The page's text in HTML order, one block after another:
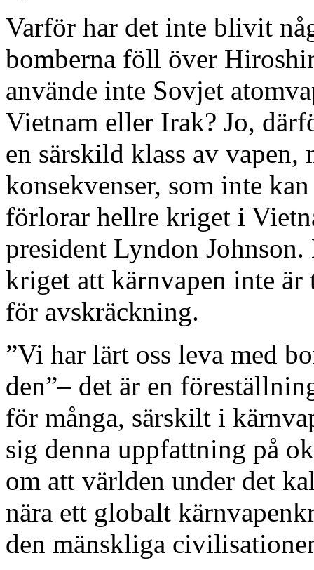
Varför har det inte blivit
bomberna föll över
använde inte Sovjet
Vietnam eller Irak? Jo,
en särskild klass av
konsekvenser, som inte
förlorar hellre kriget i
president Lyndon
kriget att kärnvapen inte
för avskräckning.
”Vi har lärt oss leva med
den”– det är en
för många, särskilt i
sig denna uppfattning på
om att världen under det
nära ett globalt
den mänskliga